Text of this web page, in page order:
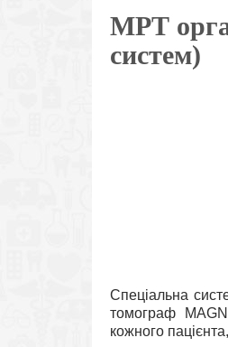
МРТ
систем)
Спеціальна
томограф
кожного